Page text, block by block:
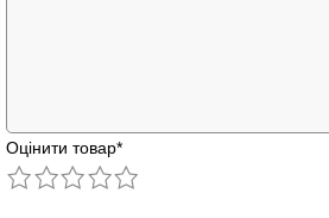
Оцінити товар*